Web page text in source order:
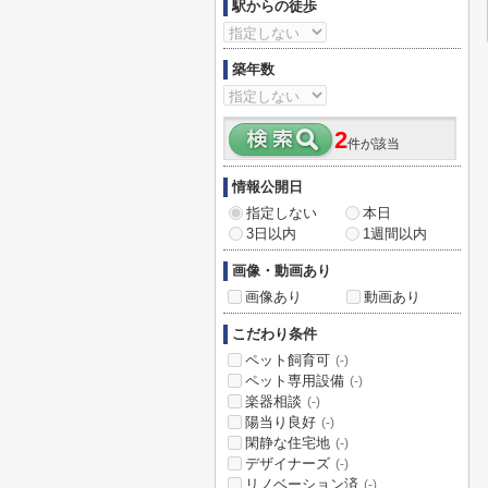
駅からの徒歩
築年数
2件が該当
情報公開日
指定しない
本日
3日以内
1週間以内
画像・動画あり
画像あり
動画あり
こだわり条件
ペット飼育可 (-)
ペット専用設備 (-)
楽器相談 (-)
陽当り良好 (-)
閑静な住宅地 (-)
デザイナーズ (-)
リノベーション済 (-)